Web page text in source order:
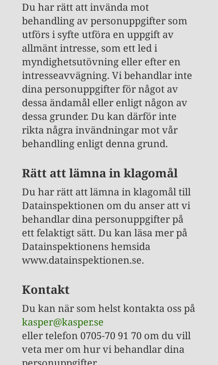
Du har rätt att invända mot
behandling av personuppgifter som
utförs i syfte utföra en uppgift av
allmänt intresse, som ett led i
myndighetsutövning eller efter en
intresseavvägning. Vi behandlar inte
dina personuppgifter för något av
dessa ändamål eller enligt någon av
dessa grunder. Du kan därför inte
rikta några invändningar mot vår
behandling enligt denna grund.
Rätt att lämna in klagomål
Du har rätt att lämna in klagomål till
Datainspektionen om du anser att vi
behandlar dina personuppgifter på
ett felaktigt sätt. Du kan läsa mer på
Datainspektionens hemsida
www.datainspektionen.se.
Kontakt
Du kan när som helst kontakta oss på
kasper@kasper.se
eller telefon 0705-70 91 70 om du vill
veta mer om hur vi behandlar dina